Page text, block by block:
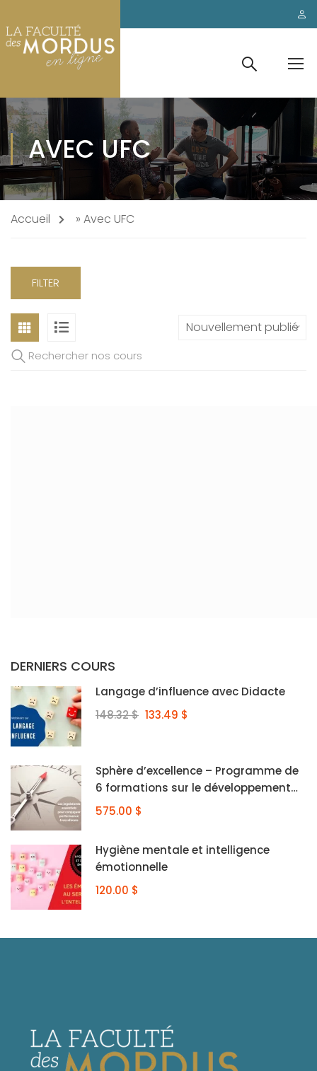
AVEC UFC
Accueil » Avec UFC
FILTER
DERNIERS COURS
Langage d’influence avec Didacte
148.32 $ 133.49 $
Sphère d’excellence – Programme de
6 formations sur le développement
personnel
575.00 $
Hygiène mentale et intelligence
émotionnelle
120.00 $